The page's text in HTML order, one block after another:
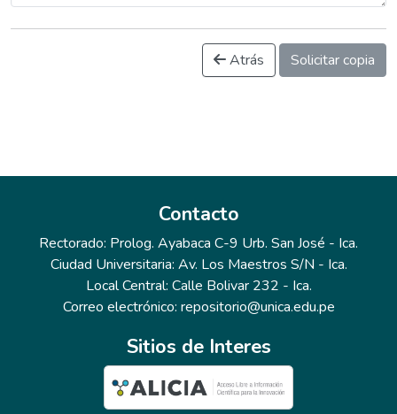
Atrás Solicitar copia
Contacto
Rectorado: Prolog. Ayabaca C-9 Urb. San José - Ica.
Ciudad Universitaria: Av. Los Maestros S/N - Ica.
Local Central: Calle Bolivar 232 - Ica.
Correo electrónico: repositorio@unica.edu.pe
Sitios de Interes